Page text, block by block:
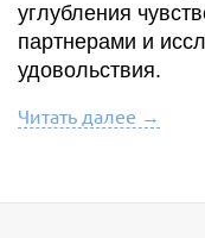
углубления
партнерами и
удовольствия.
Читать далее →